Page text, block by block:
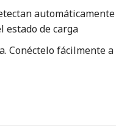
estado de carga
Conéctelo fácilmente